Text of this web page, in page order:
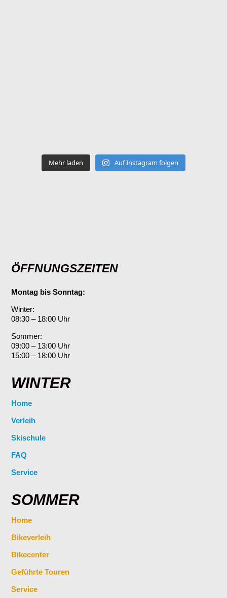
Mehr laden Auf Instagram folgen
ÖFFNUNGSZEITEN
Montag bis Sonntag:
Winter:
08:30 – 18:00 Uhr
Sommer:
09:00 – 13:00 Uhr
15:00 – 18:00 Uhr
WINTER
Home
Verleih
Skischule
FAQ
Service
SOMMER
Home
Bikeverleih
Bikecenter
Geführte Touren
Service